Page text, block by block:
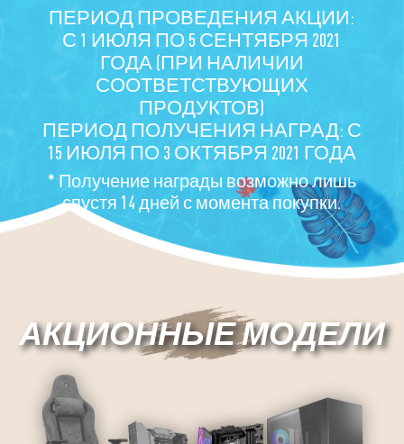
ПЕРИОД ПРОВЕДЕНИЯ АКЦИИ:
С 1 ИЮЛЯ ПО 5 СЕНТЯБРЯ 2021
ГОДА (ПРИ НАЛИЧИИ
СООТВЕТСТВУЮЩИХ
ПРОДУКТОВ)
ПЕРИОД ПОЛУЧЕНИЯ НАГРАД: С
15 ИЮЛЯ ПО 3 ОКТЯБРЯ 2021 ГОДА
* Получение награды возможно лишь
спустя 14 дней с момента покупки.
АКЦИОННЫЕ МОДЕЛИ